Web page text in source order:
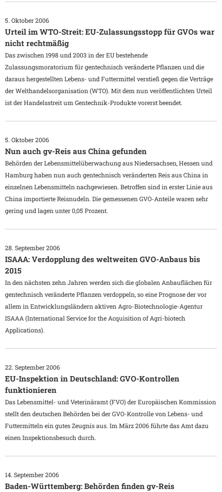
5. Oktober 2006
Urteil im WTO-Streit: EU-Zulassungsstopp für GVOs war
nicht rechtmäßig
Das zwischen 1998 und 2003 in der EU bestehende
Zulassungsmoratorium für gentechnisch veränderte Pflanzen und die
daraus hergestellten Lebens- und Futtermittel verstieß gegen die Verträge
der Welthandelsorganisation (WTO). Mit dem nun veröffentlichten Urteil
ist der Handelsstreit um Gentechnik-Produkte vorerst beendet.
5. Oktober 2006
Nun auch gv-Reis aus China gefunden
Behörden der Lebensmittelüberwachung aus Niedersachsen, Hessen und
Hamburg haben nun auch gentechnisch veränderten Reis aus China in
einzelnen Lebensmitteln nachgewiesen. Betroffen sind in erster Linie aus
China importierte Reisnudeln. Die gemessenen GVO-Anteile waren sehr
gering und lagen unter 0,05 Prozent.
28. September 2006
ISAAA: Verdopplung des weltweiten GVO-Anbaus bis
2015
In den nächsten zehn Jahren werden sich die globalen Anbauflächen für
gentechnisch veränderte Pflanzen verdoppeln, so eine Prognose der vor
allem in Entwicklungsländern aktiven Agro-Biotechnologie-Agentur
ISAAA (International Service for the Acquisition of Agri-biotech
Applications).
22. September 2006
EU-Inspektion in Deutschland: GVO-Kontrollen
funktionieren
Das Lebensmittel- und Veterinäramt (FVO) der Europäischen Kommission
stellt den deutschen Behörden bei der GVO-Kontrolle von Lebens- und
Futtermitteln ein gutes Zeugnis aus. Im März 2006 führte das Amt dazu
einen Inspektionsbesuch durch.
14. September 2006
Baden-Württemberg: Behörden finden gv-Reis